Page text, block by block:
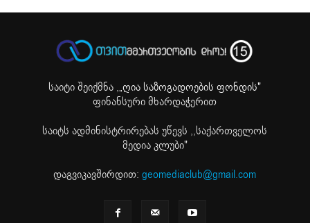
საიტი შეიქმნა ,„ღია საზოგადოების ფონდის"
ფინანსური მხარდაჭერით
საიტს ადმინისტრირებას უწევს ,,საქართველოს
მედია კლუბი"
დაგვიკავშირდით:geomediaclub@gmail.com